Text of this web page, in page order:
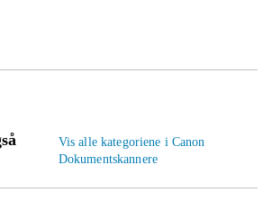
Vis alle kategoriene i Canon
Dokumentskannere